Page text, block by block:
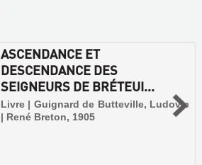
ASCENDANCE ET
DESCENDANCE DES
SEIGNEURS DE BRÉTEUI...
Livre | Guignard de Butteville, Ludovic
| René Breton, 1905